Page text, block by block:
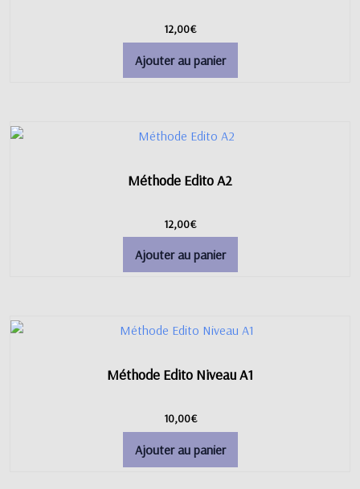
12,00€
Ajouter au panier
Méthode Edito A2
12,00€
Ajouter au panier
Méthode Edito Niveau A1
10,00€
Ajouter au panier